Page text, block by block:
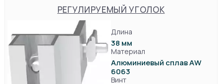
РЕГУЛИРУЕМЫЙ УГОЛОК
Длина
38 мм
Материал
Алюминиевый сплав AW
6063
Винт